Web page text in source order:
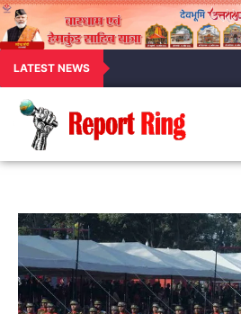
LATEST NEWS